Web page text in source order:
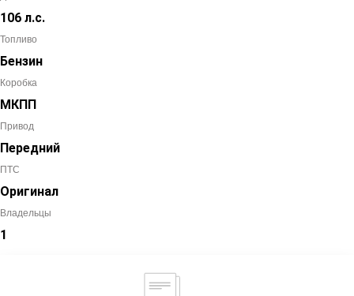
106 л.с.
Топливо
Бензин
Коробка
МКПП
Привод
Передний
ПТС
Оригинал
Владельцы
1